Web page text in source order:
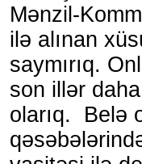
Mənzil-
ilə alınan
saymırıq.
son illər
olarıq. Belə